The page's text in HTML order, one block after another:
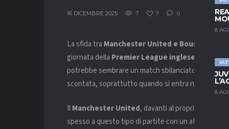
8
8
16 DICEMBRE 2025 7 7 0
La sfida tra Manchester United e Bournemouth
giornata della Premier League inglese , il
potrebbe sembrare un match sbilanciato, ma la
scontata, soprattutto quando si entra nel periodo
IlManchester United, davanti al proprio
spesso a questo tipo di partite con un